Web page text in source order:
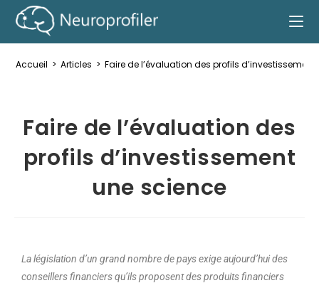
Accueil > Articles > Faire de l’évaluation des profils
Faire de l’évaluation des
profils d’investissement
une science
La législation d’un grand nombre de pays exige aujourd’hui des
conseillers financiers qu’ils proposent des produits financiers